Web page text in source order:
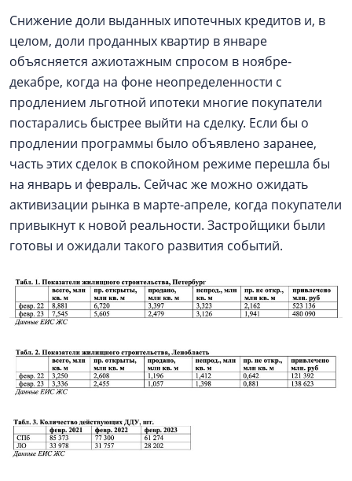
Снижение доли выданных ипотечных кредитов и, в
целом, доли проданных квартир в январе
объясняется ажиотажным спросом в ноябре-
декабре, когда на фоне неопределенности с
продлением льготной ипотеки многие покупатели
постарались быстрее выйти на сделку. Если бы о
продлении программы было объявлено заранее,
часть этих сделок в спокойном режиме перешла бы
на январь и февраль. Сейчас же можно ожидать
активизации рынка в марте-апреле, когда покупатели
привыкнут к новой реальности. Застройщики были
готовы и ожидали такого развития событий.